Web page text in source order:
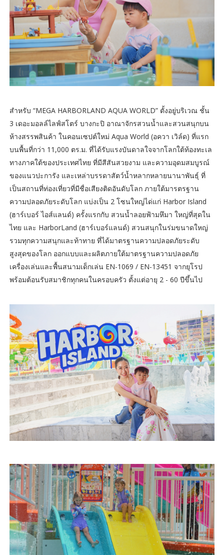
สำหรับ “MEGA HARBORLAND AQUA WORLD” ตั้งอยู่บริเวณ ชั้น
3 เดอะมอลล์ไลฟ์สโตร์ บางกะปิ อาณาจักรสวนน้ำและสวนสนุกบน
ห้างสรรพสินค้า ในคอนเซปต์ใหม่ Aqua World (อควา เวิล์ด) ที่แรก
บนพื้นที่กว่า 11,000 ตร.ม. ที่ได้รับแรงบันดาลใจจากโลกใต้ท้องทะเล
ทางภาคใต้ของประเทศไทย ที่มีสีสันสวยงาม และความอุดมสมบูรณ์
ของแนวปะการัง และเหล่าบรรดาสัตว์น้ำหลากหลายนานาพันธุ์ ที่
เป็นสถานที่ท่องเที่ยวที่มีชื่อเสียงติดอันดับโลก ภายใต้มารตรฐาน
ความปลอดภัยระดับโลก แบ่งเป็น 2 โซนใหญ่ได่แก่ Harbor Island
(ฮาร์เบอร์ ไอส์แลนด์) ครั้งแรกกับ สวนน้ำลอยฟ้ามหึมา ใหญ่ที่สุดใน
ไทย และ HarborLand (ฮาร์เบอร์แลนด์) สวนสนุกในร่มขนาดใหญ่
รวมทุกความสนุกและท้าทาย ที่ได้มาตรฐานความปลอดภัยระดับ
สูงสุดของโลก ออกแบบและผลิตภายใต้มาตรฐานความปลอดภัย
เครื่องเล่นและพื้นสนามเด็กเล่น EN-1069 / EN-13451 จากยุโรป
พร้อมต้อนรับสมาชิกทุกคนในครอบครัว ตั้งแต่อายุ 2 - 60 ปีขึ้นไป